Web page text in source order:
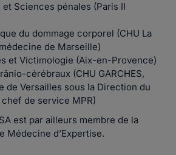
Sciences pénales (Paris II
du dommage corporel (CHU La
de Marseille)
et Victimologie (Aix-en-Provence)
cérébraux (CHU GARCHES,
de Versailles sous la Direction du
de service MPR)
est par ailleurs membre de la
Médecine d’Expertise.